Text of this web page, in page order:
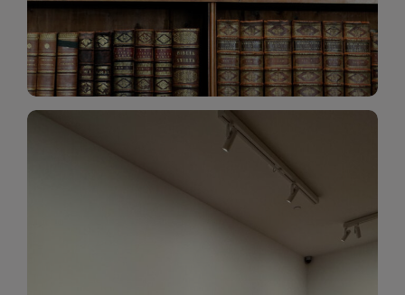
Katalog Zbiorów
Galeria Zdjęć
wspomnienia z wydarzeń, spotkań i projektów